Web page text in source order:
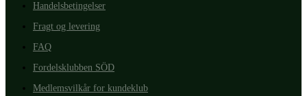
Handelsbetingelser
Fragt og levering
FAQ
Fordelsklubben SÖD
Medlemsvilkår for kundeklub